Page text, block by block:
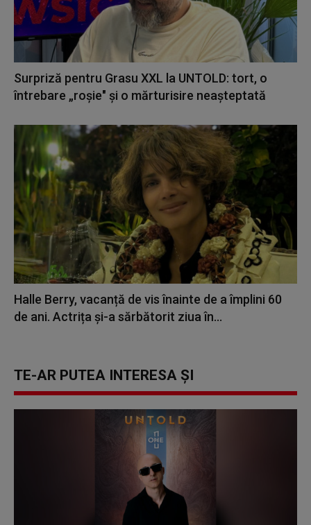
Surpriză pentru Grasu XXL la UNTOLD: tort, o
întrebare „roșie" și o mărturisire neașteptată
Halle Berry, vacanță de vis înainte de a împlini 60
de ani. Actrița și-a sărbătorit ziua în...
TE-AR PUTEA INTERESA ȘI